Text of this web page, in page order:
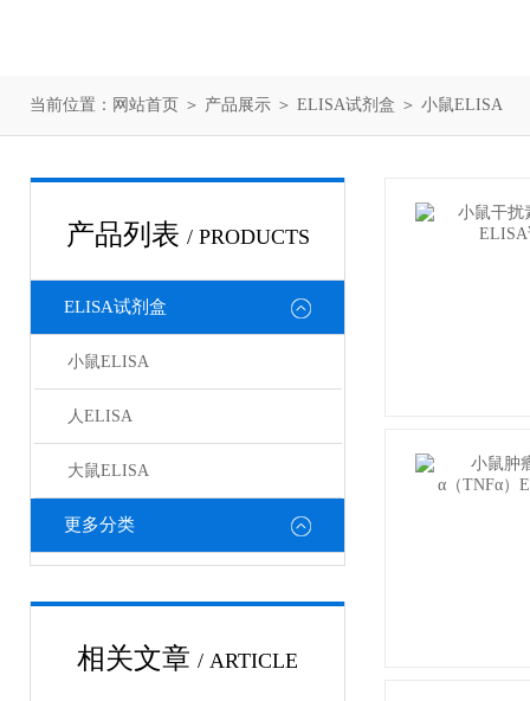
当前位置： 网站首页 ＞ 产品展示 ＞ ELISA试剂盒 ＞ 小鼠ELISA
产品列表 / PRODUCTS
ELISA试剂盒
小鼠ELISA
人ELISA
大鼠ELISA
更多分类
相关文章 / ARTICLE